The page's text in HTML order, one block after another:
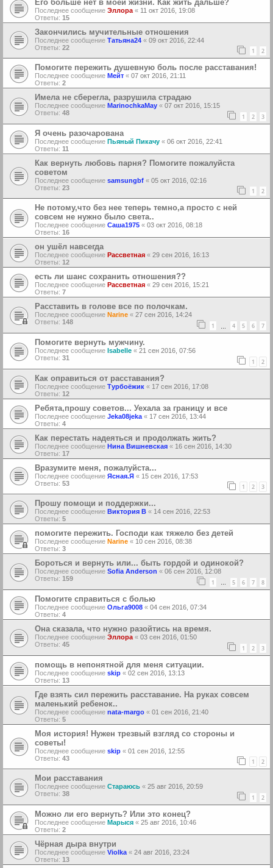
Его больше нет в моей жизни. Как жить дальше?
Последнее сообщение Эллора « 11 окт 2016, 19:08
Ответы: 15
Закончились мучительные отношения
Последнее сообщение Татьяна24 « 09 окт 2016, 22:44
Ответы: 22 1 2
Помогите пережить душевную боль после расставания!
Последнее сообщение Мейт « 07 окт 2016, 21:11
Ответы: 2
Имела не сберегла, разрушила страдаю
Последнее сообщение MarinochkaMay « 07 окт 2016, 15:15
Ответы: 48 1 2 3
Я очень разочарована
Последнее сообщение Пьяный Пикачу « 06 окт 2016, 22:41
Ответы: 11
Как вернуть любовь парня? Помогите пожалуйста
советом
Последнее сообщение samsungbf « 05 окт 2016, 02:16
Ответы: 23 1 2
Не потому,что без нее теперь темно,а просто с ней
совсем не нужно было света..
Последнее сообщение Саша1975 « 03 окт 2016, 08:18
Ответы: 16
он ушёл навсегда
Последнее сообщение Рассветная « 29 сен 2016, 16:13
Ответы: 12
есть ли шанс сохранить отношения??
Последнее сообщение Рассветная « 29 сен 2016, 15:21
Ответы: 7
Расставить в голове все по полочкам.
Последнее сообщение Narine « 27 сен 2016, 14:24
Ответы: 148 1 4 5 6 7
Помогите вернуть мужчину.
Последнее сообщение Isabelle « 21 сен 2016, 07:56
Ответы: 31 1 2
Как оправиться от расставания?
Последнее сообщение Турбоёжик « 17 сен 2016, 17:08
Ответы: 12
Ребята,прошу советов... Уехала за границу и все
Последнее сообщение Jeka08jeka « 17 сен 2016, 13:44
Ответы: 4
Как перестать надеяться и продолжать жить?
Последнее сообщение Нина Вишневская « 16 сен 2016, 14:30
Ответы: 17
Вразумите меня, пожалуйста...
Последнее сообщение Ясная.Я « 15 сен 2016, 17:53
Ответы: 53 1 2 3
Прошу помощи и поддержки...
Последнее сообщение Виктория В « 14 сен 2016, 22:53
Ответы: 5
помогите пережить. Господи как тяжело без детей
Последнее сообщение Narine « 10 сен 2016, 08:38
Ответы: 3
Бороться и вернуть или... быть гордой и одинокой?
Последнее сообщение Sofia Anderson « 06 сен 2016, 12:08
Ответы: 159 1 … 5 6 7 8
Помогите справиться с болью
Последнее сообщение Ольга9008 « 04 сен 2016, 07:34
Ответы: 4
Она сказала, что нужно разойтись на время.
Последнее сообщение Эллора « 03 сен 2016, 01:50
Ответы: 45 1 2 3
помощь в непонятной для меня ситуации.
Последнее сообщение skip « 02 сен 2016, 13:13
Ответы: 13
Где взять сил пережить расставание. На руках совсем
маленький ребенок..
Последнее сообщение nata-margo « 01 сен 2016, 21:40
Ответы: 5
Моя история! Нужен трезвый взгляд со стороны и
советы!
Последнее сообщение skip « 01 сен 2016, 12:55
Ответы: 43 1 2
Мои расставания
Последнее сообщение Стараюсь « 25 авг 2016, 20:59
Ответы: 38 1 2
Можно ли его вернуть? Или это конец?
Последнее сообщение Марыся « 25 авг 2016, 10:46
Ответы: 2
Чёрная дыра внутри
Последнее сообщение Violka « 24 авг 2016, 23:24
Ответы: 13